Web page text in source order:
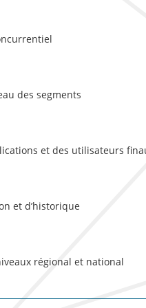
des segments
et des utilisateurs
et d’historique
régional et national